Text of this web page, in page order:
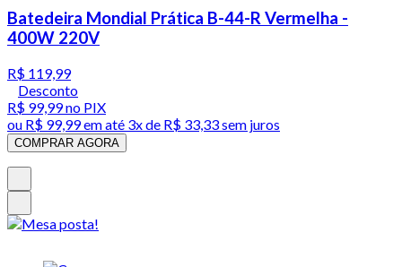
Batedeira Mondial Prática B-44-R Vermelha -
400W 220V
R$ 119,99
Desconto
R$ 99,99no PIX
ou R$ 99,99em até 3x de R$ 33,33 sem juros
COMPRAR AGORA